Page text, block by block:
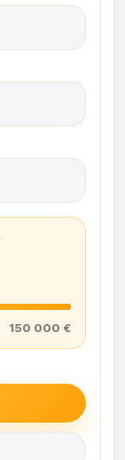
150 000 €